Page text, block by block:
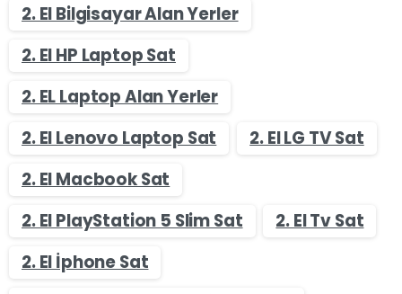
2. El Bilgisayar Alan Yerler
2. El HP Laptop Sat
2. EL Laptop Alan Yerler
2. El Lenovo Laptop Sat
2. El LG TV Sat
2. El Macbook Sat
2. El PlayStation 5 Slim Sat
2. El Tv Sat
2. El İphone Sat